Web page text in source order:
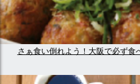
さぁ食い倒れよう！大阪で必ず食